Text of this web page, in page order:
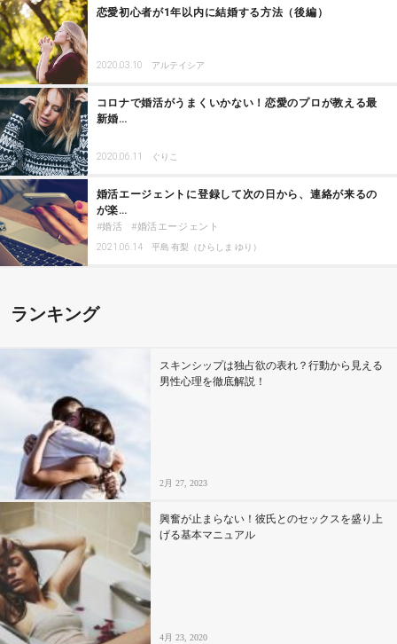
恋愛初心者が1年以内に結婚する方法（後編）
2020.03.10 アルテイシア
コロナで婚活がうまくいかない！恋愛のプロが教える最
新婚…
2020.06.11 ぐりこ
婚活エージェントに登録して次の日から、連絡が来るの
が楽…
婚活 婚活エージェント
2021.06.14 平島 有梨（ひらしま ゆり）
ランキング
スキンシップは独占欲の表れ？行動から見える
男性心理を徹底解説！
2月 27, 2023
興奮が止まらない！彼氏とのセックスを盛り上
げる基本マニュアル
4月 23, 2020